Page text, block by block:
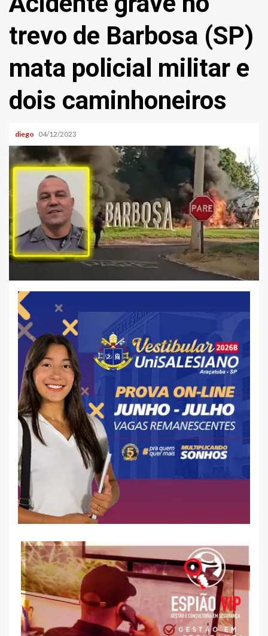
trevo de Barbosa (SP)
mata policial militar e
dois caminhoneiros
diego 04/12/2023